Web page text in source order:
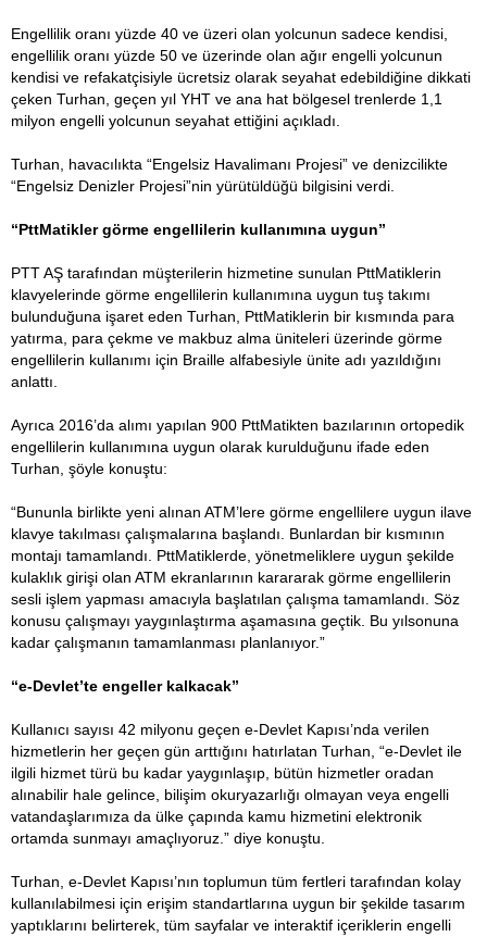
Engellilik oranı yüzde 40 ve üzeri olan yolcunun sadece kendisi,
engellilik oranı yüzde 50 ve üzerinde olan ağır engelli yolcunun
kendisi ve refakatçisiyle ücretsiz olarak seyahat edebildiğine dikkati
çeken Turhan, geçen yıl YHT ve ana hat bölgesel trenlerde 1,1
milyon engelli yolcunun seyahat ettiğini açıkladı.
Turhan, havacılıkta “Engelsiz Havalimanı Projesi” ve denizcilikte
“Engelsiz Denizler Projesi”nin yürütüldüğü bilgisini verdi.
“PttMatikler görme engellilerin kullanımına uygun”
PTT AŞ tarafından müşterilerin hizmetine sunulan PttMatiklerin
klavyelerinde görme engellilerin kullanımına uygun tuş takımı
bulunduğuna işaret eden Turhan, PttMatiklerin bir kısmında para
yatırma, para çekme ve makbuz alma üniteleri üzerinde görme
engellilerin kullanımı için Braille alfabesiyle ünite adı yazıldığını
anlattı.
Ayrıca 2016’da alımı yapılan 900 PttMatikten bazılarının ortopedik
engellilerin kullanımına uygun olarak kurulduğunu ifade eden
Turhan, şöyle konuştu:
“Bununla birlikte yeni alınan ATM’lere görme engellilere uygun ilave
klavye takılması çalışmalarına başlandı. Bunlardan bir kısmının
montajı tamamlandı. PttMatiklerde, yönetmeliklere uygun şekilde
kulaklık girişi olan ATM ekranlarının karararak görme engellilerin
sesli işlem yapması amacıyla başlatılan çalışma tamamlandı. Söz
konusu çalışmayı yaygınlaştırma aşamasına geçtik. Bu yılsonuna
kadar çalışmanın tamamlanması planlanıyor.”
“e-Devlet’te engeller kalkacak”
Kullanıcı sayısı 42 milyonu geçen e-Devlet Kapısı’nda verilen
hizmetlerin her geçen gün arttığını hatırlatan Turhan, “e-Devlet ile
ilgili hizmet türü bu kadar yaygınlaşıp, bütün hizmetler oradan
alınabilir hale gelince, bilişim okuryazarlığı olmayan veya engelli
vatandaşlarımıza da ülke çapında kamu hizmetini elektronik
ortamda sunmayı amaçlıyoruz.” diye konuştu.
Turhan, e-Devlet Kapısı’nın toplumun tüm fertleri tarafından kolay
kullanılabilmesi için erişim standartlarına uygun bir şekilde tasarım
yaptıklarını belirterek, tüm sayfalar ve interaktif içeriklerin engelli